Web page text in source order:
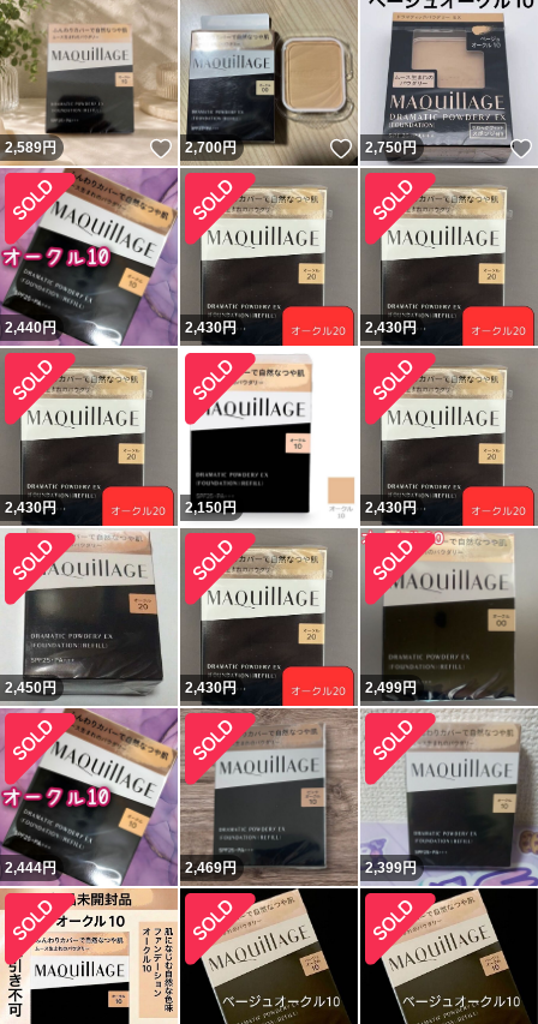
2,589円 いいね！
2,700円 いいね！
2,750円
2,440円 2,430円 2,430円
2,430円 2,150円 2,430円
2,450円 2,430円 2,499円
2,444円 2,469円 2,399円